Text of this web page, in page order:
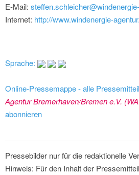
E-Mail:
Internet: http://www.windenergie-
Sprache:
Online-Pressemappe - alle
Agentur Bremerhaven/Bremen e.V.
abonnieren
Pressebilder nur für die redaktionelle
Hinweis: Für den Inhalt der